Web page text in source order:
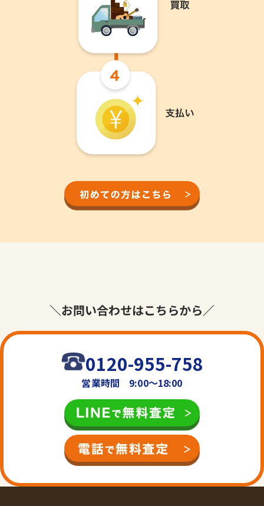
＼お問い合わせはこちらから／
0120-955-758
営業時間 9:00〜18:00